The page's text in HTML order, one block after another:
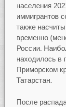
населения
иммигрантов
также
временно
России.
находилось в
Приморском
Татарстан.
После